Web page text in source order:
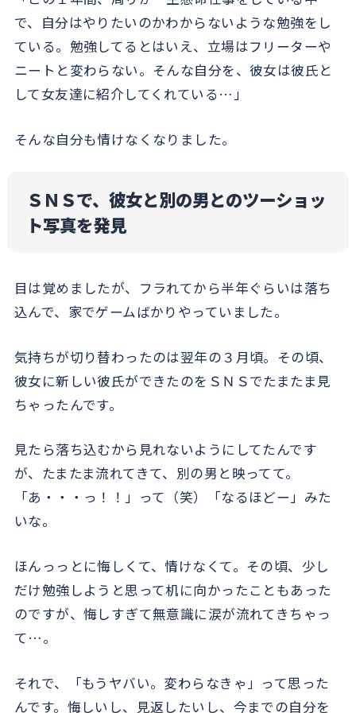
で、自分はやりたいのかわからないような勉強をし
ている。勉強してるとはいえ、立場はフリーターや
ニートと変わらない。そんな自分を、彼女は彼氏と
して女友達に紹介してくれている…」
そんな自分も情けなくなりました。
ＳＮＳで、彼女と別の男とのツーショッ
ト写真を発見
目は覚めましたが、フラれてから半年ぐらいは落ち
込んで、家でゲームばかりやっていました。
気持ちが切り替わったのは翌年の３月頃。その頃、
彼女に新しい彼氏ができたのをＳＮＳでたまたま見
ちゃったんです。
見たら落ち込むから見れないようにしてたんです
が、たまたま流れてきて、別の男と映ってて。
「あ・・・っ！！」って（笑）「なるほどー」みた
いな。
ほんっっとに悔しくて、情けなくて。その頃、少し
だけ勉強しようと思って机に向かったこともあった
のですが、悔しすぎて無意識に涙が流れてきちゃっ
て…。
それで、「もうヤバい。変わらなきゃ」って思った
んです。悔しいし、見返したいし、今までの自分を